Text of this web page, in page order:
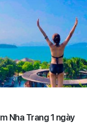
Nha Trang 1 ngày